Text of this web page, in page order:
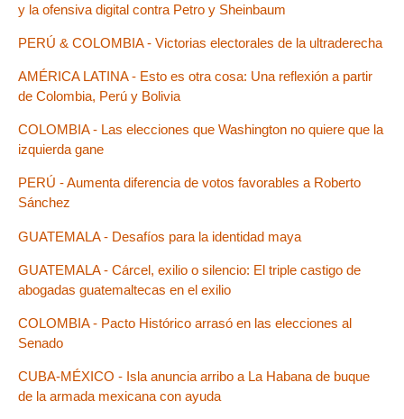
y la ofensiva digital contra Petro y Sheinbaum
PERÚ & COLOMBIA - Victorias electorales de la ultraderecha
AMÉRICA LATINA - Esto es otra cosa: Una reflexión a partir
de Colombia, Perú y Bolivia
COLOMBIA - Las elecciones que Washington no quiere que la
izquierda gane
PERÚ - Aumenta diferencia de votos favorables a Roberto
Sánchez
GUATEMALA - Desafíos para la identidad maya
GUATEMALA - Cárcel, exilio o silencio: El triple castigo de
abogadas guatemaltecas en el exilio
COLOMBIA - Pacto Histórico arrasó en las elecciones al
Senado
CUBA-MÉXICO - Isla anuncia arribo a La Habana de buque
de la armada mexicana con ayuda